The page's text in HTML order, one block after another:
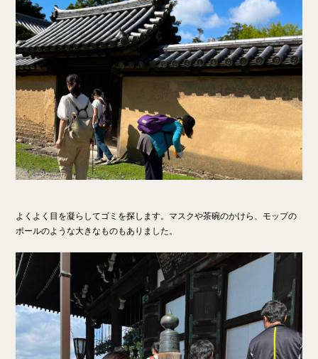
よくよく目を凝らしてゴミを探します。マスクや茶碗のかけら、モップの
ポールのような大きなものもありました。